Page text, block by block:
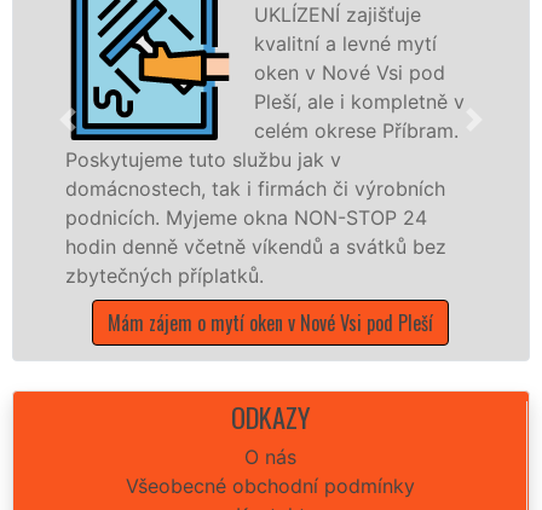
UKLÍZENÍ zajišťuje
kvalitní a levné mytí
oken v Nové Vsi pod
Pleší, ale i kompletně v
celém okrese Příbram.
službu jak v
tak i firmách či výrobních
okna NON-STOP 24
víkendů a svátků bez
o mytí oken v Nové Vsi pod Pleší
kompletní a
okrese
franchisových
státních svátků.
Mám zájem o
ODKAZY